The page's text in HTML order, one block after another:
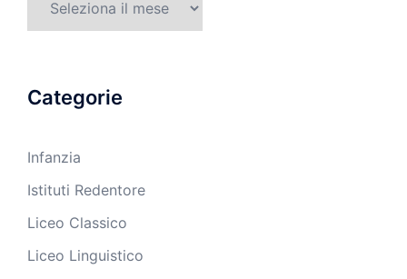
Categorie
Infanzia
Istituti Redentore
Liceo Classico
Liceo Linguistico